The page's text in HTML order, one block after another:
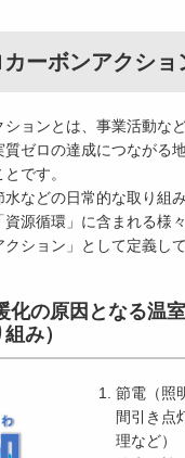
カーボンアクショ
ョンとは、事業活動な
ゼロの達成につながる
です。
などの日常的な取り組
資源循環」に含まれる様
ション」として定義して
化の原因となる温
み）
節電（照
間引き点
理など）